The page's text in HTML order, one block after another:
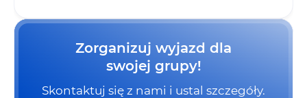
Zorganizuj wyjazd dla
swojej grupy!
Skontaktuj się z nami i ustal szczegóły.